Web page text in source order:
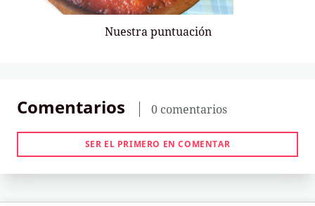
Nuestra puntuación
Comentarios 0 comentarios
SER EL PRIMERO EN COMENTAR